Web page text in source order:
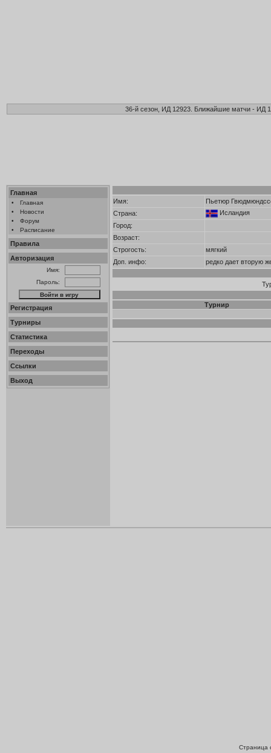
36-й сезон, ИД 12923. Ближайшие матчи - ИД
Главная
•
Главная
•
Новости
•
Форум
•
Расписание
Правила
Авторизация
Имя:
Пароль:
Регистрация
Турниры
Статистика
Переходы
Ссылки
Выход
Имя:
Пьетюр
Страна:
Исландия
Город:
Возраст:
Строгость:
мягкий
Доп. инфо:
редко дает вторую
Турнир
Страница